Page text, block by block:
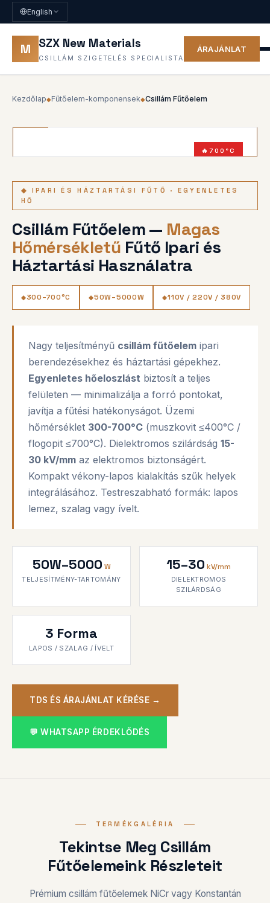
English
M SZX New Materials
CSILLÁM SZIGETELÉS SPECIALISTA
ÁRAJÁNLAT
Kezdőlap◆Fűtőelem-komponensek◆Csillám Fűtőelem
700°C
◆ IPARI ÉS HÁZTARTÁSI FŰTŐ · EGYENLETES
HŐ
Csillám Fűtőelem — Magas
Hőmérsékletű Fűtő Ipari és
Háztartási Használatra
300–700°C 50W–5000W 110V / 220V / 380V
Nagy teljesítményű csillám fűtőelem ipari
berendezésekhez és háztartási gépekhez.
Egyenletes hőeloszlást biztosít a teljes
felületen — minimalizálja a forró pontokat,
javítja a fűtési hatékonyságot. Üzemi
hőmérséklet 300-700°C (muszkovit ≤400°C /
flogopit ≤700°C). Dielektromos szilárdság 15-
30 kV/mm az elektromos biztonságért.
Kompakt vékony-lapos kialakítás szűk helyek
integrálásához. Testreszabható formák: lapos
lemez, szalag vagy ívelt.
50W–5000 W
TELJESÍTMÉNY-TARTOMÁNY
15–30 kV/mm
DIELEKTROMOS
SZILÁRDSÁG
3 Forma
LAPOS / SZALAG / ÍVELT
TDS ÉS ÁRAJÁNLAT KÉRÉSE →
💬 WHATSAPP ÉRDEKLŐDÉS
TERMÉKGALÉRIA
Tekintse Meg Csillám
Fűtőelemeink Részleteit
Prémium csillám fűtőelemek NiCr vagy Konstantán